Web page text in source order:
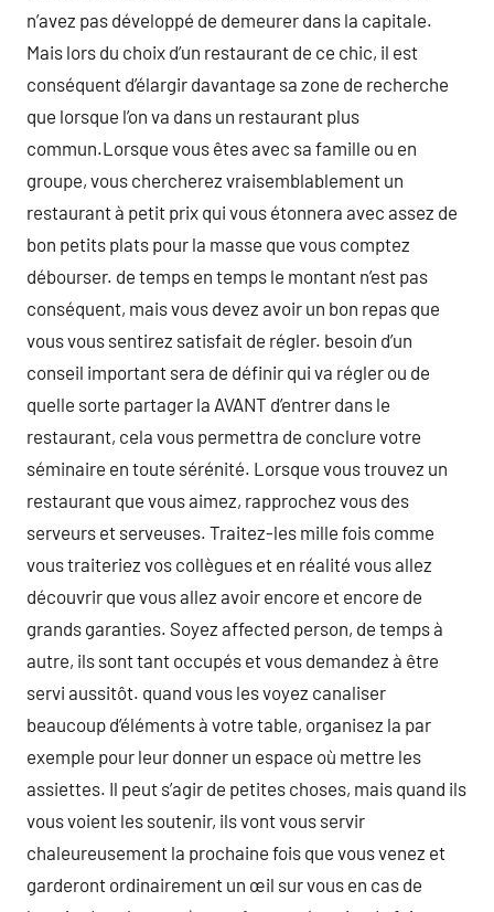
n’avez pas développé de demeurer dans la capitale.
Mais lors du choix d’un restaurant de ce chic, il est
conséquent d’élargir davantage sa zone de recherche
que lorsque l’on va dans un restaurant plus
commun.Lorsque vous êtes avec sa famille ou en
groupe, vous chercherez vraisemblablement un
restaurant à petit prix qui vous étonnera avec assez de
bon petits plats pour la masse que vous comptez
débourser. de temps en temps le montant n’est pas
conséquent, mais vous devez avoir un bon repas que
vous vous sentirez satisfait de régler. besoin d’un
conseil important sera de définir qui va régler ou de
quelle sorte partager la AVANT d’entrer dans le
restaurant, cela vous permettra de conclure votre
séminaire en toute sérénité. Lorsque vous trouvez un
restaurant que vous aimez, rapprochez vous des
serveurs et serveuses. Traitez-les mille fois comme
vous traiteriez vos collègues et en réalité vous allez
découvrir que vous allez avoir encore et encore de
grands garanties. Soyez affected person, de temps à
autre, ils sont tant occupés et vous demandez à être
servi aussitôt. quand vous les voyez canaliser
beaucoup d’éléments à votre table, organisez la par
exemple pour leur donner un espace où mettre les
assiettes. Il peut s’agir de petites choses, mais quand ils
vous voient les soutenir, ils vont vous servir
chaleureusement la prochaine fois que vous venez et
garderont ordinairement un œil sur vous en cas de